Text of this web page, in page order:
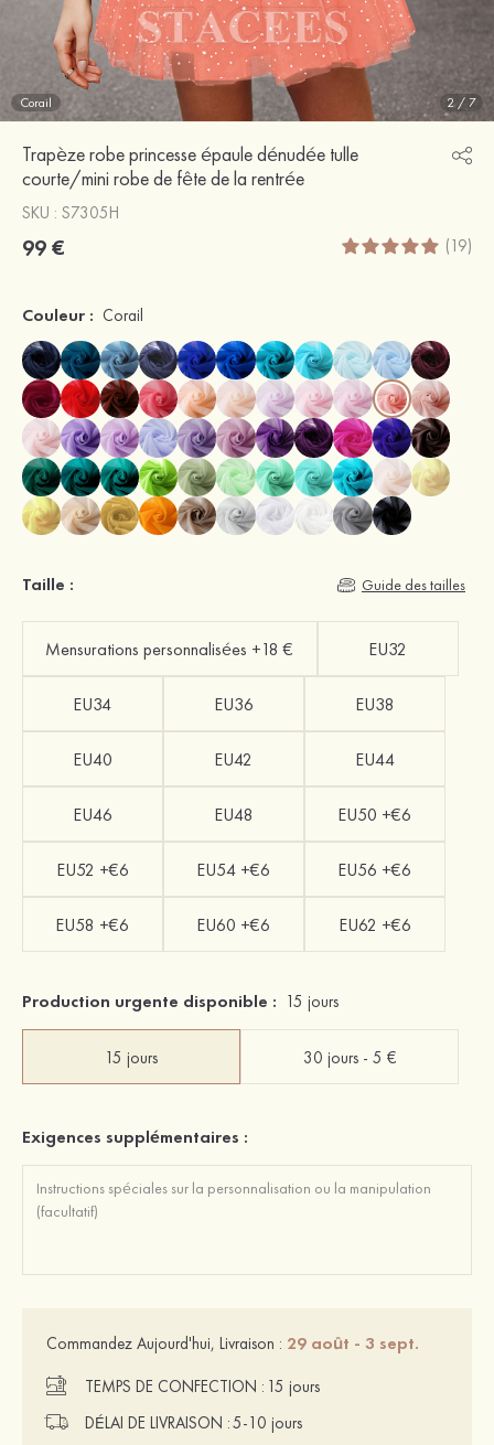
Corail 2/7
Trapèze robe princesse épaule dénudée tulle
courte/mini robe de fête de la rentrée
SKU : S7305H
99 € (19)
Couleur : Corail
Taille : Guide des tailles
Mensurations personnalisées +18 € EU32
EU34 EU36 EU38
EU40 EU42 EU44
EU46 EU48 EU50 +€6
EU52 +€6 EU54 +€6 EU56 +€6
EU58 +€6 EU60 +€6 EU62 +€6
Production urgente disponible : 15 jours
15 jours 30 jours - 5 €
Exigences supplémentaires :
Commandez Aujourd'hui, Livraison : 29 août - 3 sept.
TEMPS DE CONFECTION : 15 jours
DÉLAI DE LIVRAISON :5-10 jours